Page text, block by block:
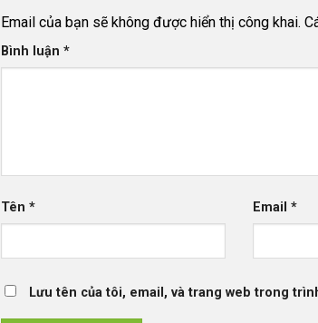
Email của bạn sẽ không được hiển thị công khai.
Bình luận*
Tên* Email*
Lưu tên của tôi, email, và trang web trong